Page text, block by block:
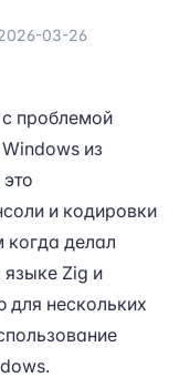
03-26
проблемой
из
и кодировки
когда делал
языке Zig и
для нескольких